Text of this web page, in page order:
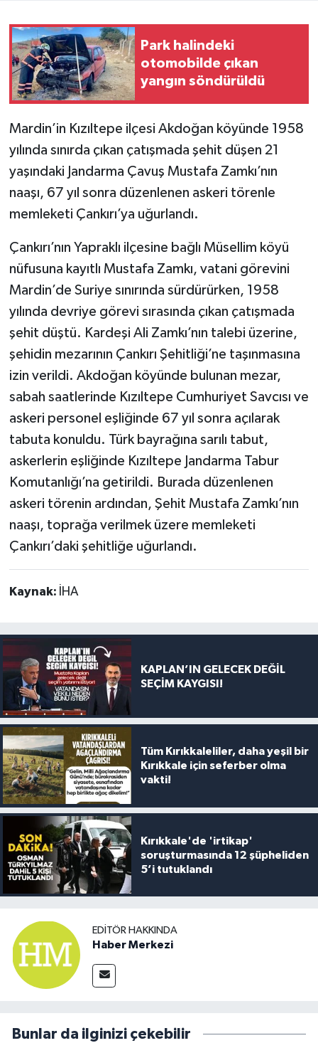
Park halindeki
otomobilde çıkan
yangın söndürüldü
Mardin’in Kızıltepe ilçesi Akdoğan köyünde 1958
yılında sınırda çıkan çatışmada şehit düşen 21
yaşındaki Jandarma Çavuş Mustafa Zamkı’nın
naaşı, 67 yıl sonra düzenlenen askeri törenle
memleketi Çankırı’ya uğurlandı.
Çankırı’nın Yapraklı ilçesine bağlı Müsellim köyü
nüfusuna kayıtlı Mustafa Zamkı, vatani görevini
Mardin’de Suriye sınırında sürdürürken, 1958
yılında devriye görevi sırasında çıkan çatışmada
şehit düştü. Kardeşi Ali Zamkı’nın talebi üzerine,
şehidin mezarının Çankırı Şehitliği’ne taşınmasına
izin verildi. Akdoğan köyünde bulunan mezar,
sabah saatlerinde Kızıltepe Cumhuriyet Savcısı ve
askeri personel eşliğinde 67 yıl sonra açılarak
tabuta konuldu. Türk bayrağına sarılı tabut,
askerlerin eşliğinde Kızıltepe Jandarma Tabur
Komutanlığı’na getirildi. Burada düzenlenen
askeri törenin ardından, Şehit Mustafa Zamkı’nın
naaşı, toprağa verilmek üzere memleketi
Çankırı’daki şehitliğe uğurlandı.
Kaynak: İHA
KAPLAN’IN GELECEK DEĞİL
SEÇİM KAYGISI!
Tüm Kırıkkaleliler, daha yeşil bir
Kırıkkale için seferber olma
vakti!
Kırıkkale'de 'irtikap'
soruşturmasında 12 şüpheliden
5’i tutuklandı
EDITÖR HAKKINDA
Haber Merkezi
Bunlar da ilginizi çekebilir